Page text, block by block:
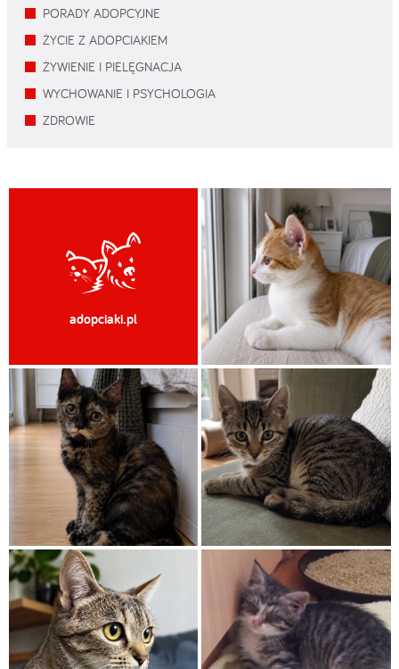
PORADY ADOPCYJNE
ŻYCIE Z ADOPCIAKIEM
ŻYWIENIE I PIELĘGNACJA
WYCHOWANIE I PSYCHOLOGIA
ZDROWIE
adopciaki.pl